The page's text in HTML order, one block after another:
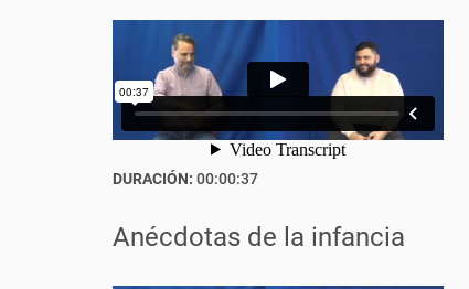
DURACIÓN: 00:00:37
Anécdotas de la infancia